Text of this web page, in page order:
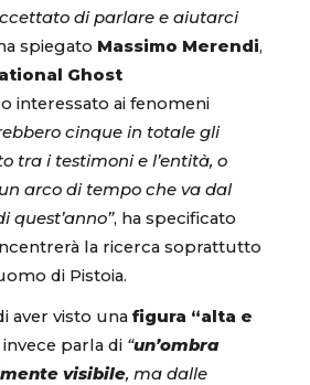
di parlare e aiutarci
spiegato Massimo Merendi,
Ghost
interessato ai fenomeni
cinque in totale gli
tra i testimoni e l’entità, o
arco di tempo che va dal
quest’anno”, ha specificato
la ricerca soprattutto
di Pistoia.
aver visto una figura “alta e
invece parla di “un’ombra
visibile, ma dalle